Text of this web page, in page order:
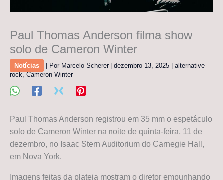
Paul Thomas Anderson filma show
solo de Cameron Winter
Notícias | Por Marcelo Scherer | dezembro 13, 2025 | alternative
rock,Cameron Winter
Paul Thomas Anderson registrou em 35 mm o espetáculo
solo de Cameron Winter na noite de quinta-feira, 11 de
dezembro, no Isaac Stern Auditorium do Carnegie Hall,
em Nova York.
Imagens feitas da plateia mostram o diretor empunhando